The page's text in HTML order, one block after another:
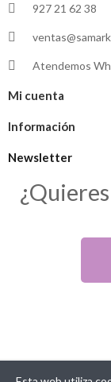
927 21 62 38
Atendemos
Mi cuenta
Información
Newsletter